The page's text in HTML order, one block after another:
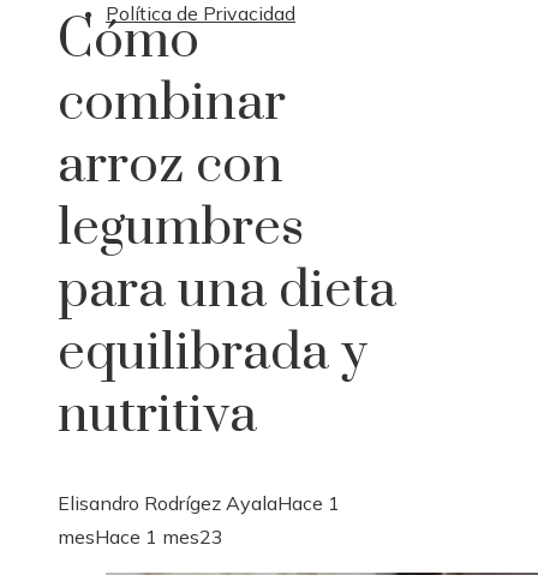
Política de Privacidad
Cómo
combinar
arroz con
legumbres
para una dieta
equilibrada y
nutritiva
Elisandro Rodrígez AyalaHace 1
mesHace 1 mes23